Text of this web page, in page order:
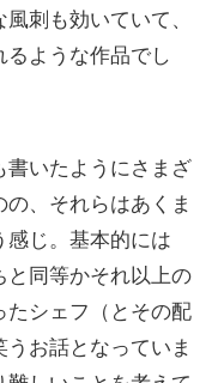
刺も効いていて、
ような作品でし
書いたようにさまざ
、それらはあくま
感じ。基本的には
と同等かそれ以上の
たシェフ（とその配
お話となっていま